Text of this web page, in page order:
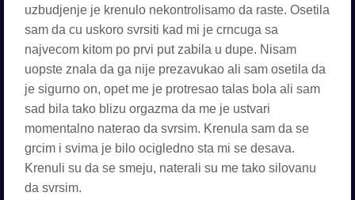
uzbudjenje je krenulo nekontrolisamo da raste. Osetila
sam da cu uskoro svrsiti kad mi je crncuga sa
najvecom kitom po prvi put zabila u dupe. Nisam
uopste znala da ga nije prezavukao ali sam osetila da
je sigurno on, opet me je protresao talas bola ali sam
sad bila tako blizu orgazma da me je ustvari
momentalno naterao da svrsim. Krenula sam da se
grcim i svima je bilo ocigledno sta mi se desava.
Krenuli su da se smeju, naterali su me tako silovanu
da svrsim.